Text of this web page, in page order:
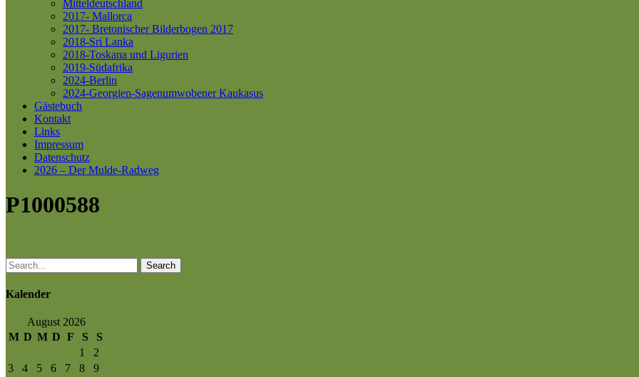
Mitteldeutschland
2017- Mallorca
2017- Bretonischer Bilderbogen 2017
2018-Sri Lanka
2018-Toskana und Ligurien
2019-Südafrika
2024-Berlin
2024-Georgien-Sagenumwobener Kaukasus
Gästebuch
Kontakt
Links
Impressum
Datenschutz
2026 – Der Mulde-Radweg
P1000588
Search
Kalender
August 2026
M D M D F S
S
1
2
3
4 5 6 7 8
9